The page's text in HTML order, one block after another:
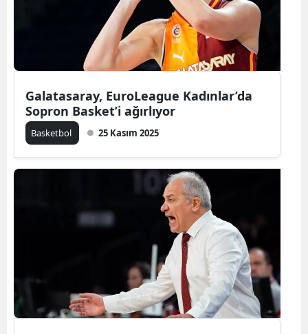
Galatasaray, EuroLeague Kadınlar’da
Sopron Basket’i ağırlıyor
Basketbol 25 Kasım 2025